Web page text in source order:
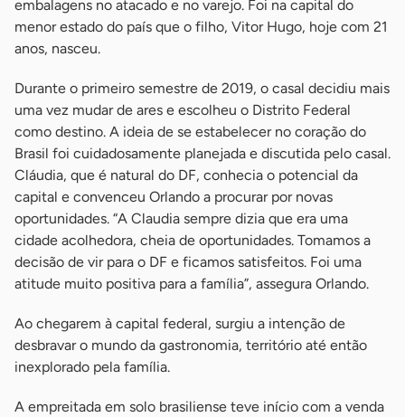
embalagens no atacado e no varejo. Foi na capital do
menor estado do país que o filho, Vitor Hugo, hoje com 21
anos, nasceu.
Durante o primeiro semestre de 2019, o casal decidiu mais
uma vez mudar de ares e escolheu o Distrito Federal
como destino. A ideia de se estabelecer no coração do
Brasil foi cuidadosamente planejada e discutida pelo casal.
Cláudia, que é natural do DF, conhecia o potencial da
capital e convenceu Orlando a procurar por novas
oportunidades. “A Claudia sempre dizia que era uma
cidade acolhedora, cheia de oportunidades. Tomamos a
decisão de vir para o DF e ficamos satisfeitos. Foi uma
atitude muito positiva para a família”, assegura Orlando.
Ao chegarem à capital federal, surgiu a intenção de
desbravar o mundo da gastronomia, território até então
inexplorado pela família.
A empreitada em solo brasiliense teve início com a venda